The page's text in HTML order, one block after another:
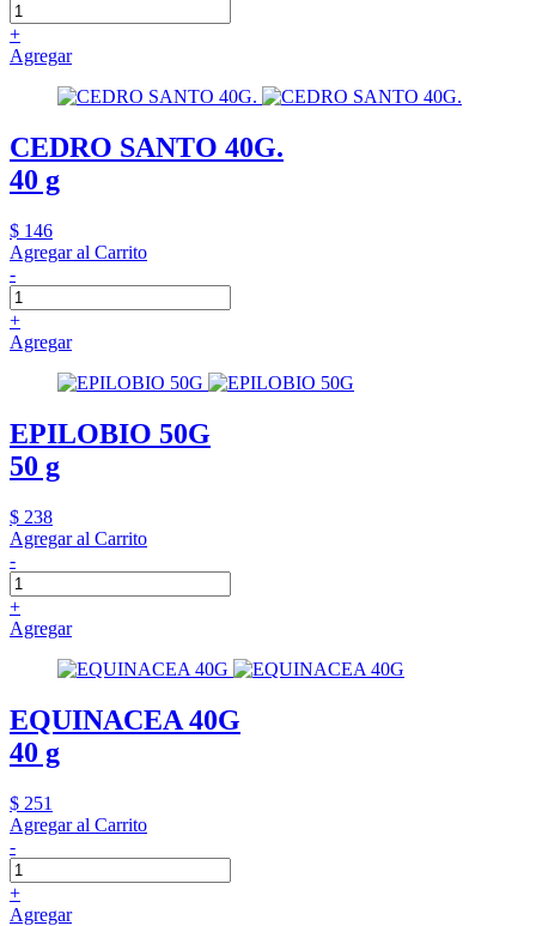
+
Agregar
CEDRO SANTO 40G.
40 g
$ 146
Agregar al Carrito
-
+
Agregar
EPILOBIO 50G
50 g
$ 238
Agregar al Carrito
-
+
Agregar
EQUINACEA 40G
40 g
$ 251
Agregar al Carrito
-
+
Agregar